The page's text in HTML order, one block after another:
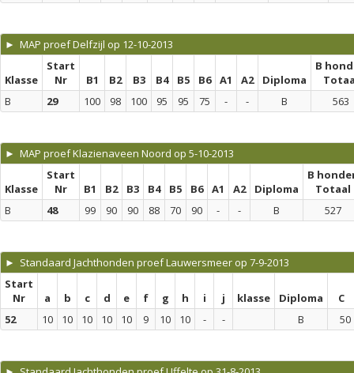
► MAP proef Delfzijl op 12-10-2013
Klasse
Start
Nr
B1 B2 B3 B4 B5 B6 A1 A2 Diploma
B
B
29 100 98 100 95 95 75 - - B 563
► MAP proef Klazienaveen Noord op 5-10-2013
Klasse
Start
Nr
B1 B2 B3 B4 B5 B6 A1 A2 Diploma
B
Totaal
B
48 99 90 90 88 70 90 - - B 527
► Standaard Jachthonden proef Lauwersmeer op 7-9-2013
Start
Nr
a b c d e f g h i j klasse Diploma
C
52
10 10 10 10 10 9 10 10 - - B 50